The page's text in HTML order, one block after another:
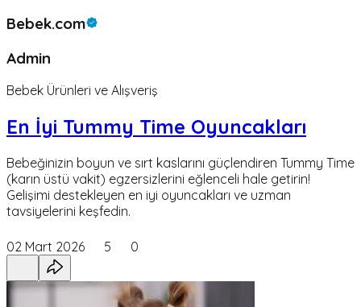
Bebek.com
Admin
Bebek Ürünleri ve Alışveriş
En İyi Tummy Time Oyuncakları
Bebeğinizin boyun ve sırt kaslarını güçlendiren Tummy Time
(karın üstü vakit) egzersizlerini eğlenceli hale getirin!
Gelişimi destekleyen en iyi oyuncakları ve uzman
tavsiyelerini keşfedin.
02 Mart 2026 5 0